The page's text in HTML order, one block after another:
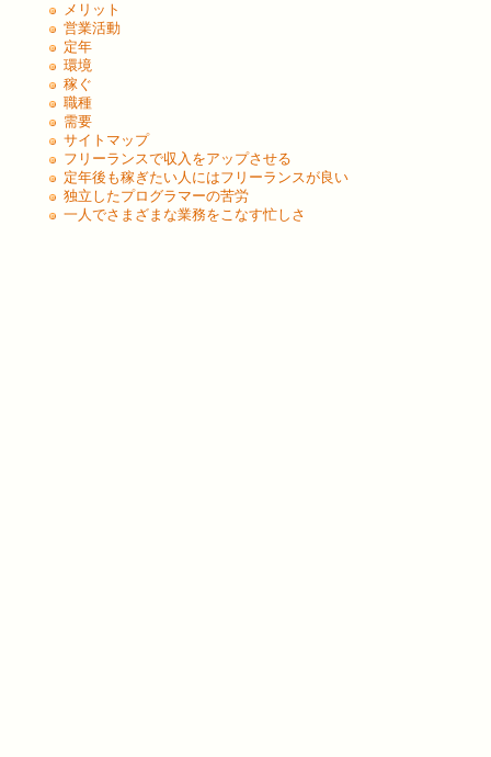
メリット
営業活動
定年
環境
稼ぐ
職種
需要
サイトマップ
フリーランスで収入をアップさせる
定年後も稼ぎたい人にはフリーランスが良い
独立したプログラマーの苦労
一人でさまざまな業務をこなす忙しさ